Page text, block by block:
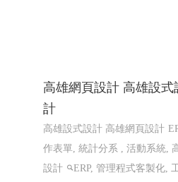
高雄網頁設計 高雄設
計
高雄設式設計 高雄網頁設計
作表單, 統計分系 , 活動系統,
設計
ERP, 管理程式客製化,